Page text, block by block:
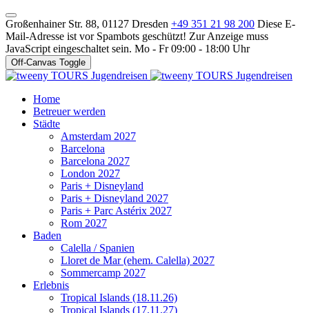
Großenhainer Str. 88, 01127 Dresden +49 351 21 98 200 Diese E-
Mail-Adresse ist vor Spambots geschützt! Zur Anzeige muss
JavaScript eingeschaltet sein. Mo - Fr 09:00 - 18:00 Uhr
Off-Canvas Toggle
Home
Betreuer werden
Städte
Amsterdam 2027
Barcelona
Barcelona 2027
London 2027
Paris + Disneyland
Paris + Disneyland 2027
Paris + Parc Astérix 2027
Rom 2027
Baden
Calella / Spanien
Lloret de Mar (ehem. Calella) 2027
Sommercamp 2027
Erlebnis
Tropical Islands (18.11.26)
Tropical Islands (17.11.27)